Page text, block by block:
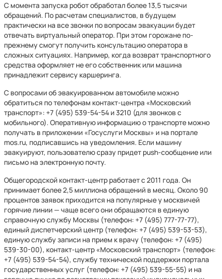
С момента запуска робот обработал более 13,5 тысячи
обращений. По расчетам специалистов, в будущем
практически на все звонки по вопросам эвакуации будет
отвечать виртуальный оператор. При этом горожане по-
прежнему смогут получить консультацию оператора в
сложных ситуациях. Например, когда возврат транспортного
средства оформляет не его собственник или машина
принадлежит сервису каршеринга.
С вопросами об эвакуированном автомобиле можно
обратиться по телефонам контакт-центра «Московский
транспорт»: +7 (495) 539-54-54 и 3210 (для звонков с
мобильного). Оперативную информацию о транспорте можно
получать в приложении «Госуслуги Москвы» и на портале
mos.ru, подписавшись на уведомления. Если машину
эвакуируют, пользователю сразу придет push-сообщение или
письмо на электронную почту.
Общегородской контакт-центр работает с 2011 года. Он
принимает более 2,5 миллиона обращений в месяц. Около 90
процентов заявок приходится на популярные у москвичей
горячие линии — чаще всего они обращаются в единую
справочную службу Москвы (телефон: +7 (495) 777-77-77),
единый диспетчерский центр (телефон: +7 (495) 539-53-53),
единую службу записи на прием к врачу (телефон: +7 (495)
539-30-00), контакт-центр «Московский транспорт» (телефон:
+7 (495) 539-54-54), службу технической поддержки портала
государственных услуг (телефон: +7 (495) 539-55-55) и на